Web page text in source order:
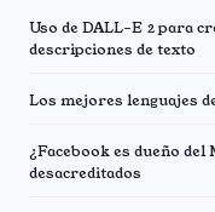
Uso de DALL-E 2 para
descripciones de texto
Los mejores lenguajes
¿Facebook es dueño
desacreditados